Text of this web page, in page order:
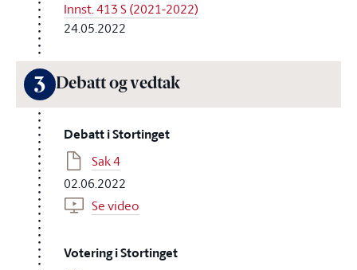
Innst. 413 S (2021-2022)
24.05.2022
3 Debatt og vedtak
Debatt i Stortinget
Sak 4
02.06.2022
Se video
Votering i Stortinget